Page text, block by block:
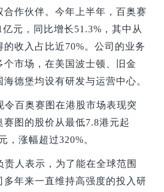
合作伙伴。今年上半年，百奥赛
元，同比增长51.3%，其中从
收入占比近70%。公司的业务
个市场，在美国波士顿、旧金
德堡均设有研发与运营中心。
令百奥赛图在港股市场表现突
赛图的股价从最低7.8港元起
，涨幅超过320%。
责人表示，为了能在全球范围
多年来一直维持高强度的投入研